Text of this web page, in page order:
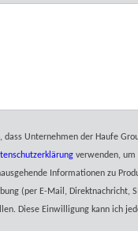
dass Unternehmen der Haufe
verwenden,
Informationen zu
(per E-Mail, Direktnachricht,
Diese Einwilligung kann ich